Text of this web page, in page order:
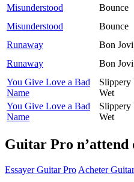
Misunderstood
Bounce
Misunderstood
Bounce
Runaway
Bon Jovi
Runaway
Bon Jovi
You Give Love a Bad
Name
Slippery
Wet
You Give Love a Bad
Name
Slippery
Wet
Guitar Pro n’attend
Essayer Guitar Pro Acheter